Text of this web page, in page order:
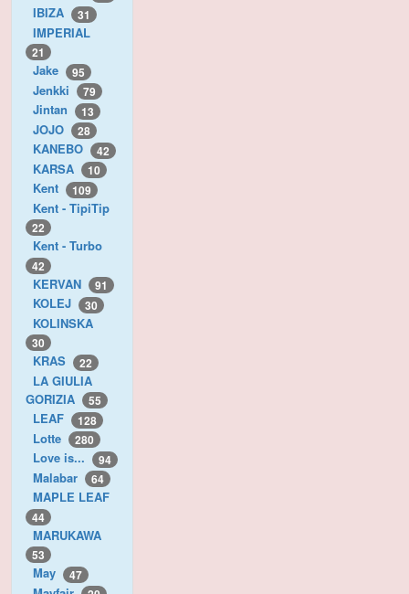
IBIZA 31
IMPERIAL
21
Jake 95
Jenkki 79
Jintan 13
JOJO 28
KANEBO 42
KARSA 10
Kent 109
Kent - TipiTip
22
Kent - Turbo
42
KERVAN 91
KOLEJ 30
KOLINSKA
30
KRAS 22
LA GIULIA
GORIZIA
55
LEAF 128
Lotte 280
Love is... 94
Malabar 64
MAPLE LEAF
44
MARUKAWA
53
May 47